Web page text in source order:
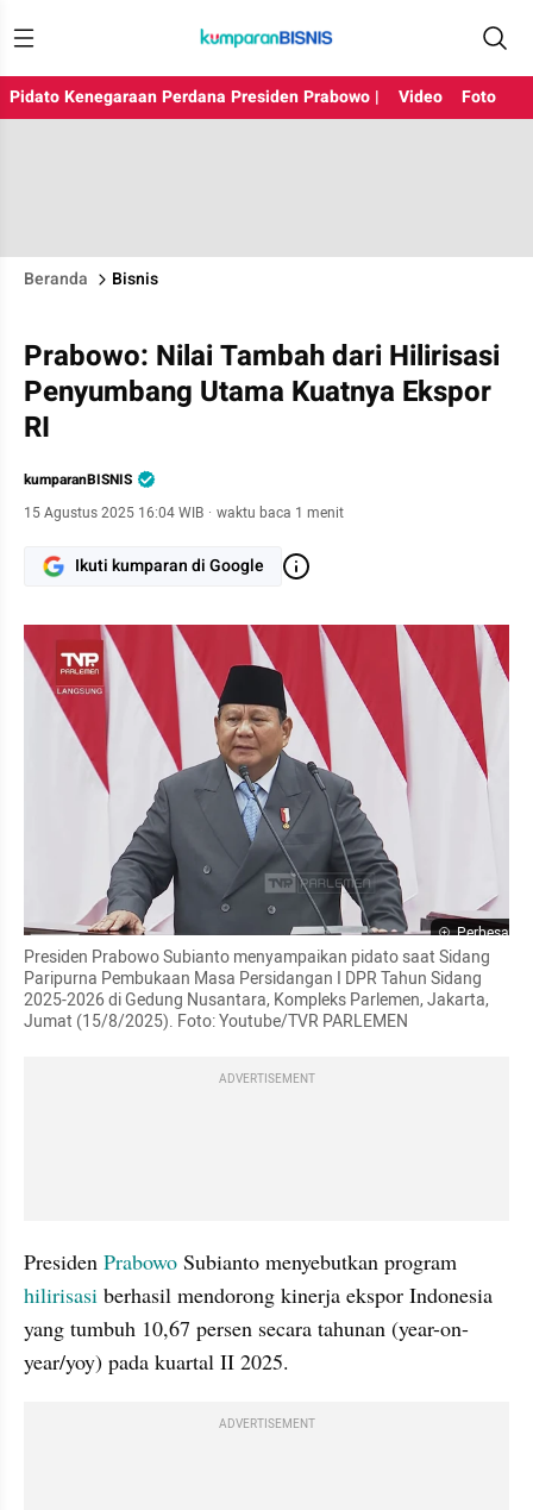
Pidato Kenegaraan Perdana Presiden Prabowo | Video Foto
Beranda Bisnis
Prabowo: Nilai Tambah dari Hilirisasi
Penyumbang Utama Kuatnya Ekspor
RI
kumparanBISNIS
15 Agustus 2025 16:04 WIB · waktu baca 1 menit
Ikuti kumparan di Google
Perbesar
Presiden Prabowo Subianto menyampaikan pidato saat Sidang
Paripurna Pembukaan Masa Persidangan I DPR Tahun Sidang
2025-2026 di Gedung Nusantara, Kompleks Parlemen, Jakarta,
Jumat (15/8/2025). Foto: Youtube/TVR PARLEMEN
ADVERTISEMENT
Presiden Prabowo
hilirisasi berhasil mendorong kinerja ekspor Indonesia
yang tumbuh 10,67 persen secara tahunan (year-on-
year/yoy) pada kuartal II 2025.
ADVERTISEMENT